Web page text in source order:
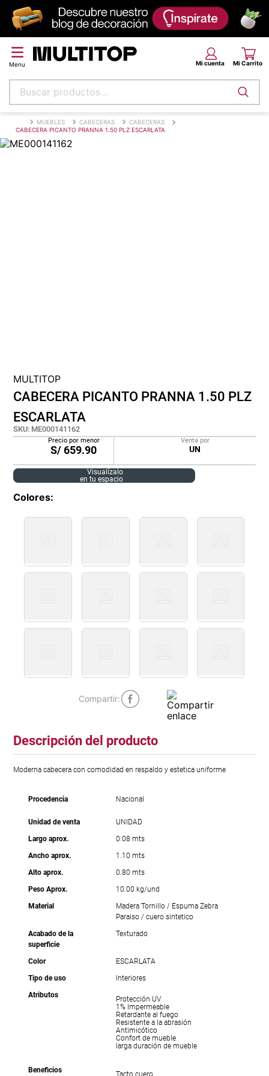
Buscar productos...
MUEBLES CABECERAS
CABECERAS
CABECERA PICANTO PRANNA 1.50 PLZ ESCARLATA
MULTITOP
CABECERA PICANTO PRANNA 1.50 PLZ
ESCARLATA
SKU: ME000141162
Precio por menor
S/659.90
Venta por
UN
Visualízalo
en tu espacio
Colores
Descripción del producto
Moderna cabecera con comodidad en respaldo y estetica uniforme
Procedencia Nacional
Unidad de venta
UNIDAD
Largo aprox.
0.08 mts
Ancho aprox.
1.10 mts
Alto aprox.
0.80 mts
Peso Aprox.
10.00 kg/und
Material
Madera Tornillo / Espuma Zebra
Paraiso / cuero sintetico
Acabado de la
superficie
Texturado
Color
ESCARLATA
Tipo de uso
Interiores
Atributos
Protección UV
1% Impermeable
Retardante al fuego
Resistente a la abrasión
Antimicótico
Confort de mueble
larga duración de mueble
Beneficios Tacto cuero
Términos más buscados
papel tapiz